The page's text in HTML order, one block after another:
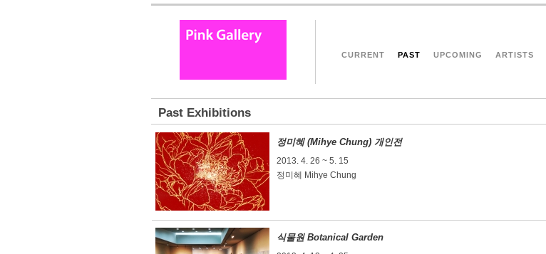
CURRENT PAST UPCOMING ARTISTS
Past Exhibitions
정미혜 (Mihye Chung) 개인전
2013. 4. 26 ~ 5. 15
정미혜 Mihye Chung
식물원 Botanical Garden